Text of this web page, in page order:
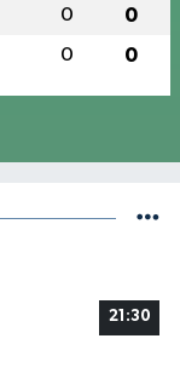
0 0
0 0
21:30